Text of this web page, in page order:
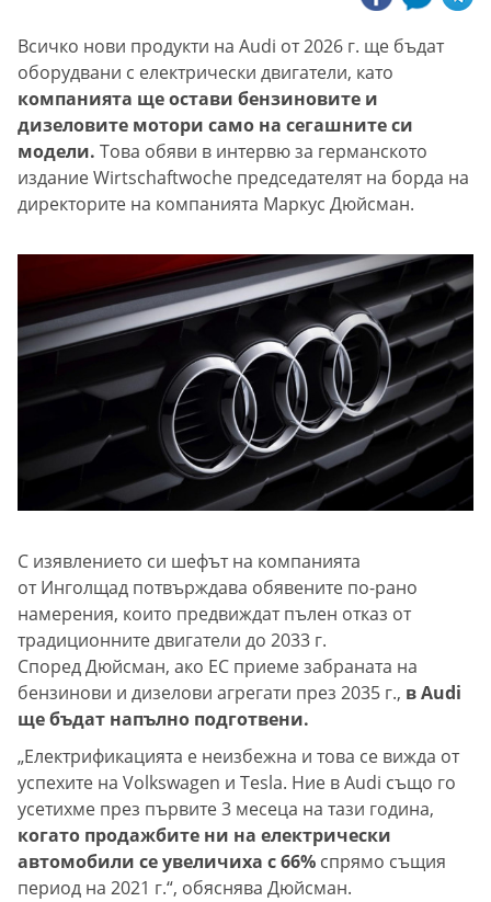
Всичко нови продукти на Audi от 2026 г. ще бъдат
оборудвани с електрически двигатели, като
компанията ще остави бензиновите и
дизеловите мотори само на сегашните си
модели. Това обяви в интервю за германското
издание Wirtschaftwoche председателят на борда на
директорите на компанията Маркус Дюйсман.
С изявлението си шефът на компанията
от Инголщад потвърждава обявените по-рано
намерения, които предвиждат пълен отказ от
традиционните двигатели до 2033 г.
Според Дюйсман, ако ЕС приеме забраната на
бензинови и дизелови агрегати през 2035 г., в Audi
ще бъдат напълно подготвени.
„Електрификацията е неизбежна и това се вижда от
успехите на Volkswagen и Tesla. Ние в Audi също го
усетихме през първите 3 месеца на тази година,
когато продажбите ни на електрически
автомобили се увеличиха с 66% спрямо същия
период на 2021 г.“, обяснява Дюйсман.